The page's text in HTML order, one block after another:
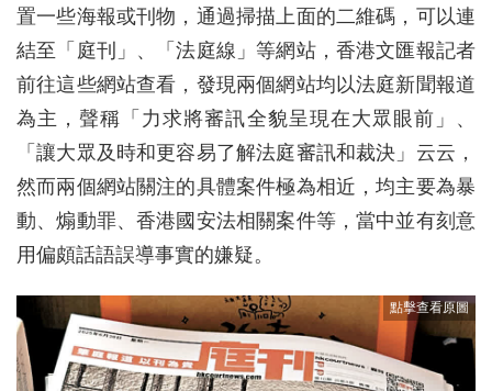
置一些海報或刊物，通過掃描上面的二維碼，可以連
結至「庭刊」、「法庭線」等網站，香港文匯報記者
前往這些網站查看，發現兩個網站均以法庭新聞報道
為主，聲稱「力求將審訊全貌呈現在大眾眼前」、
「讓大眾及時和更容易了解法庭審訊和裁決」云云，
然而兩個網站關注的具體案件極為相近，均主要為暴
動、煽動罪、香港國安法相關案件等，當中並有刻意
用偏頗話語誤導事實的嫌疑。